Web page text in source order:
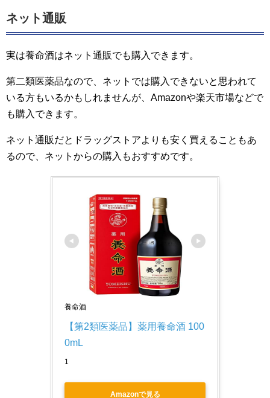
ネット通販
実は養命酒はネット通販でも購入できます。
第二類医薬品なので、ネットでは購入できないと思われて
いる方もいるかもしれませんが、Amazonや楽天市場などで
も購入できます。
ネット通販だとドラッグストアよりも安く買えることもあ
るので、ネットからの購入もおすすめです。
養命酒
【第2類医薬品】薬用養命酒 100
0mL
1
Amazonで見る